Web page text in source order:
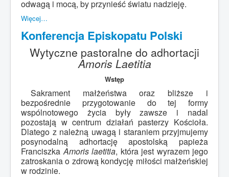
odwagą i mocą, by przynieść światu nadzieję.
Więcej…
Konferencja Episkopatu Polski
Wytyczne pastoralne do adhortacji
Amoris Laetitia
Wstęp
Sakrament małżeństwa oraz bliższe i
bezpośrednie przygotowanie do tej formy
wspólnotowego życia były zawsze i nadal
pozostają w centrum działań pasterzy Kościoła.
Dlatego z należną uwagą i staraniem przyjmujemy
posynodalną adhortację apostolską papieża
FranciszkaAmoris laetitia, która jest wyrazem jego
zatroskania o zdrową kondycję miłości małżeńskiej
w rodzinie.